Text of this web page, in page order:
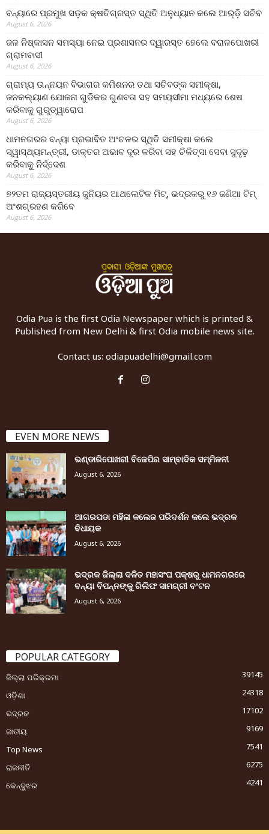
ବନ୍ୟାରେ ପ୍ରମୁଖ ସଡ଼କ କ୍ଷତିଗ୍ରସ୍ତ ସ୍ଥିତି ଅନୁଧ୍ୟାନ କଲେ ଆର୍‌ଡ଼ି ସଚିବ
August 6, 2026
ଜଳ ନିଷ୍କାସନ ସମସ୍ୟା ନେଇ ପ୍ରଶାସନର ଦ୍ୱାରସ୍ତ ହେଲେ ବରାଳପୋଖରୀ
ଗ୍ରାମବାସୀ
August 6, 2026
ଗ୍ରାମ୍ୟ ଉନ୍ନୟନ ବିଭାଗର କମିଶନର ତଥା ସଚିବଙ୍କ ସମୀକ୍ଷା,
ଜନକଲ୍ୟାଣ ଯୋଜନା ଗୁଡିକର ଗୁଣବତା ସହ ସମୟସୀମା ମଧ୍ୟରେ ଶେଷ
କରିବାକୁ ଗୁରୁତ୍ୱାରୋପ
August 6, 2026
ଧାମନଗରର ବନ୍ୟା ପ୍ରଭାବିତ ଅଂଚଳର ସ୍ଥିତି ସମୀକ୍ଷା କଲେ
ସ୍ୱାସ୍ଥ୍ୟମନ୍ତ୍ରୀ, ଡାକ୍ତର ଅଭାବ ଦୂର କରିବା ସହ ଚିକିତ୍ସା ସେବା ସୁଦୃଢ଼
କରିବାକୁ ନିର୍ଦ୍ଦେଶ
August 6, 2026
୭୨ତମ ରାଜ୍ୟସ୍ତରୀୟ ଜୁନିୟର ଆଥଲେଟିକ ମିଟ୍‌, ଭଦ୍ରକରୁ ୧୬ ଜଣିଆ ଟିମ୍
ଅଂଶଗ୍ରହଣ କରିବେ
August 6, 2026
Odia Pua is the first Odia Newspaper which is printed &
Published from New Delhi & first Odia mobile news site.
Contact us: odiapuadelhi@gmail.com
EVEN MORE NEWS
ଭଣ୍ଡାରିପୋଖରୀ ବିଜେପିର ସାମ୍ବାଦିକ ସମ୍ମିଳନୀ
August 6, 2026
ଆଗରପଡା ମହିଳା କଲେଜ ପରିଦର୍ଶନ କଲେ ଭଦ୍ରକ
ବିଧାୟକ
August 6, 2026
ଭଦ୍ରକ ଜିଲ୍ଲା ଦଳିତ ମହାସଂଘ ପକ୍ଷରୁ ଧାମନଗରରେ
ବନ୍ୟା ବିପନ୍ନଙ୍କୁ ରିଲିଫ ସାମଗ୍ରୀ ବଂଟନ
August 6, 2026
POPULAR CATEGORY
ଜିଲ୍ଲା ପରିକ୍ରମା
39145
ଓଡ଼ିଶା
24318
ଭଦ୍ରକ
17102
ଜାତୀୟ
9169
Top News
7541
ରାଜନୀତି
6275
କେନ୍ଦୁଝର
4241